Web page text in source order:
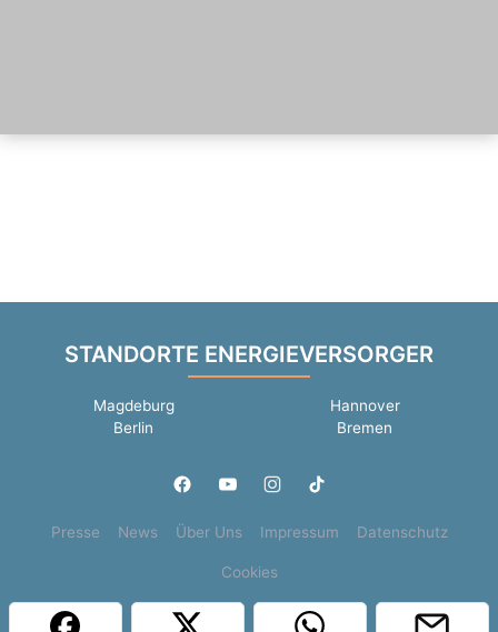
STANDORTE ENERGIEVERSORGER
Magdeburg
Hannover
Berlin
Bremen
Presse News Über Uns Impressum Datenschutz
Cookies
Copyright © 2000 - 2026 | 1A Infosysteme GmbH | Content by: 1a-sites-jobs